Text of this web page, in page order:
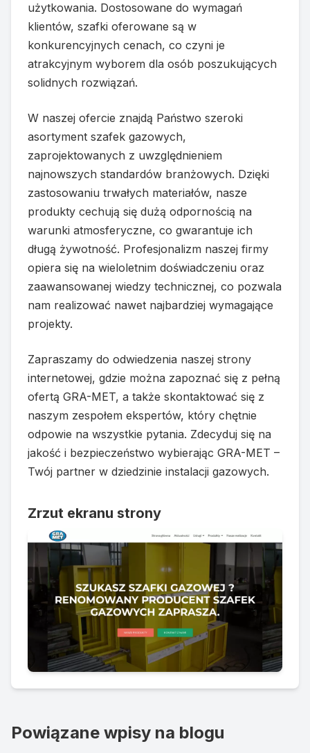
użytkowania. Dostosowane do wymagań
klientów, szafki oferowane są w
konkurencyjnych cenach, co czyni je
atrakcyjnym wyborem dla osób poszukujących
solidnych rozwiązań.
W naszej ofercie znajdą Państwo szeroki
asortyment szafek gazowych,
zaprojektowanych z uwzględnieniem
najnowszych standardów branżowych. Dzięki
zastosowaniu trwałych materiałów, nasze
produkty cechują się dużą odpornością na
warunki atmosferyczne, co gwarantuje ich
długą żywotność. Profesjonalizm naszej firmy
opiera się na wieloletnim doświadczeniu oraz
zaawansowanej wiedzy technicznej, co pozwala
nam realizować nawet najbardziej wymagające
projekty.
Zapraszamy do odwiedzenia naszej strony
internetowej, gdzie można zapoznać się z pełną
ofertą GRA-MET, a także skontaktować się z
naszym zespołem ekspertów, który chętnie
odpowie na wszystkie pytania. Zdecyduj się na
jakość i bezpieczeństwo wybierając GRA-MET –
Twój partner w dziedzinie instalacji gazowych.
Zrzut ekranu strony
Powiązane wpisy na blogu